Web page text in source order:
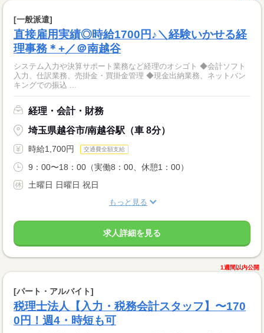
[一般派遣]
直接雇用実績◎時給1700円♪＼経験いかせる経
理事務＊+／＠南越谷
システム入力や決算サポート業務など経理のオシゴト ◆会計ソフト
入力、仕訳業務、売掛金・買掛金管理 ◆現金出納業務、ネットバン
キングでの振込 ...
経理・会計・財務
埼玉県越谷市/南越谷駅（車 8分）
時給1,700円 交通費全額支給
9：00〜18：00（実働8：00、休憩1：00）
土曜日 日曜日 祝日
もっと見る
求人詳細を見る
1週間以内公開
[パート・アルバイト]
税理士法人【入力・税務会計スタッフ】〜170
0円！週4・時短も可